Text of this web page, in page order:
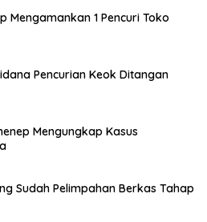
Mengamankan 1 Pencuri Toko
Pencurian Keok Ditangan
Mengungkap Kasus
Sudah Pelimpahan Berkas Tahap